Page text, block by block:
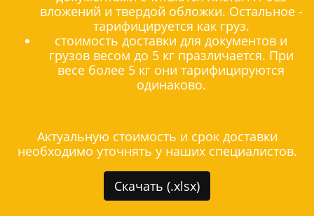
вложений и твердой обложки. Остальное -
тарифицируется как груз.
стоимость доставки для документов и
грузов весом до 5 кг празличается. При
весе более 5 кг они тарифицируются
одинаково.
Актуальную стоимость и срок доставки
необходимо уточнять у наших специалистов.
Скачать (.xlsx)